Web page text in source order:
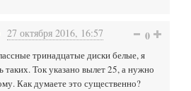
27 октября 2016, 16:57 0
тринадцатые диски белые, я
таких. Ток указано вылет 25, а нужно
Как думаете это существенно?